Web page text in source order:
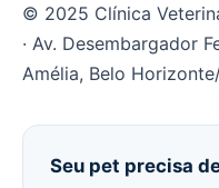
© 2025 Clínica
· Av. Desembargador
Amélia, Belo
Seu pet precisa